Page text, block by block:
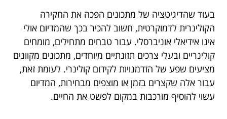
בעוד שהדיגיטציה של מתכונים הפכה את החקירה
הקולינרית לדמוקרטית, חשוב להכיר בכך שהמדיום אולי
אינו אידיאלי אוניברסלי. עבור טבחים מתחילים, מומחים
קולינריים ובעלי צרכים תזונתיים מיוחדים, מתכונים מקוונים
מציעים שפע של הזדמנויות לקידום קולינרי. לעומת זאת,
עבור אלה שקצרים בזמן או מוצפים מבחירות, המדיום
עשוי להוסיף מורכבות במקום לפשט את החיים.